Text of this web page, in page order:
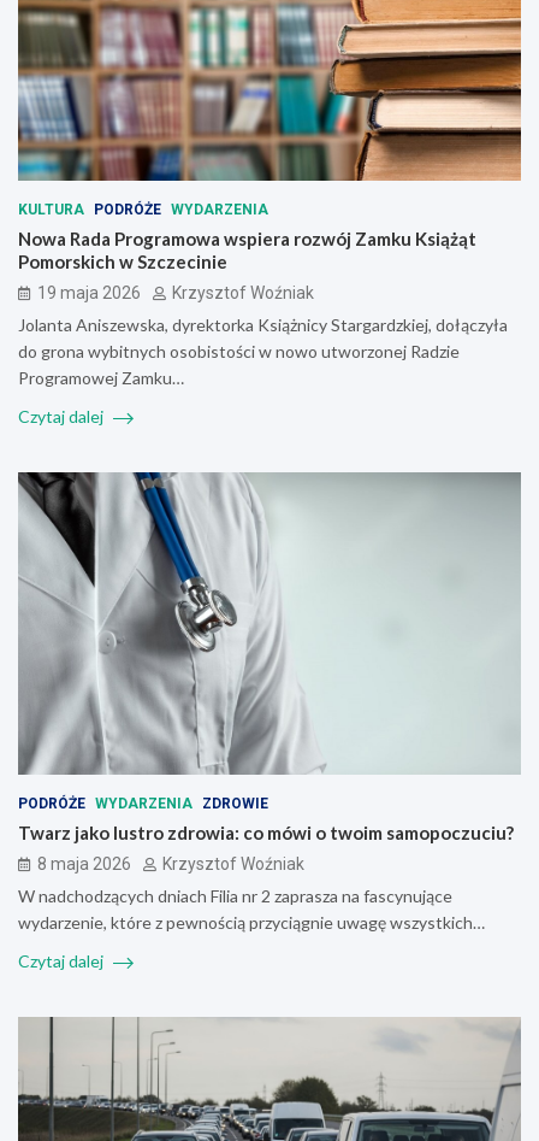
KULTURA PODRÓŻE WYDARZENIA
Nowa Rada Programowa wspiera rozwój Zamku Książąt
Pomorskich w Szczecinie
19 maja 2026 Krzysztof Woźniak
Jolanta Aniszewska, dyrektorka Książnicy Stargardzkiej, dołączyła
do grona wybitnych osobistości w nowo utworzonej Radzie
Programowej Zamku…
Czytaj dalej
PODRÓŻE WYDARZENIA ZDROWIE
Twarz jako lustro zdrowia: co mówi o twoim samopoczuciu?
8 maja 2026 Krzysztof Woźniak
W nadchodzących dniach Filia nr 2 zaprasza na fascynujące
wydarzenie, które z pewnością przyciągnie uwagę wszystkich…
Czytaj dalej